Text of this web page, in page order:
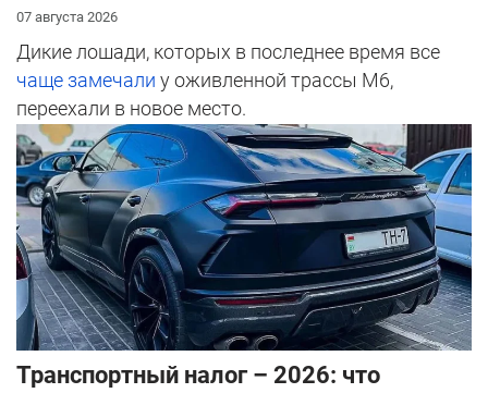
07 августа 2026
Дикие лошади, которых в последнее время все
чаще замечали у оживленной трассы М6,
переехали в новое место.
Транспортный налог – 2026: что